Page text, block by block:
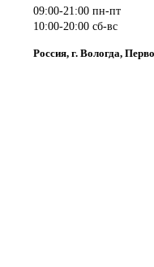
09:00-21:00 пн-пт
10:00-20:00 сб-вс
Россия, г. Вологда,